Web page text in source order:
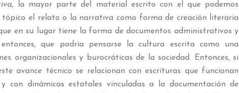
, la mayor parte del material escrito con el que podemos
tópico el relato o la narrativa como forma de creación literaria
en su lugar tiene la forma de documentos administrativos y
entonces, que podría pensarse la cultura escrita como una
organizacionales y burocráticas de la sociedad. Entonces, si
avance técnico se relacionan con escrituras que funcionan
con dinámicas estatales vinculadas a la documentación de